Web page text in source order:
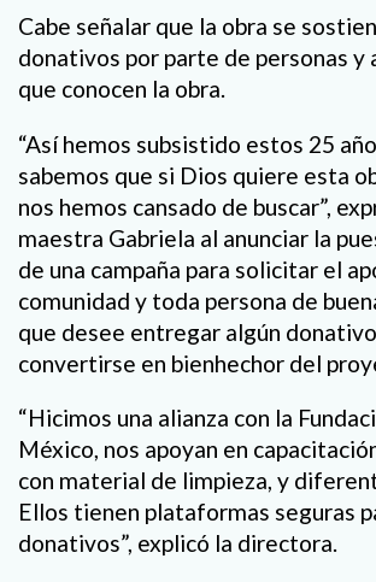
Cabe señalar que la obra se
donativos por parte de personas y
que conocen la obra.
“Así hemos subsistido estos 25
sabemos que si Dios quiere esta
nos hemos cansado de buscar”,
maestra Gabriela al anunciar la
de una campaña para solicitar el
comunidad y toda persona de
que desee entregar algún
convertirse en bienhechor del
“Hicimos una alianza con la
México, nos apoyan en
con material de limpieza, y
Ellos tienen plataformas seguras
donativos”, explicó la directora.